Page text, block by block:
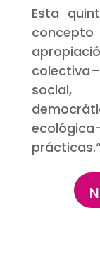
Esta
social,
prácticas.“